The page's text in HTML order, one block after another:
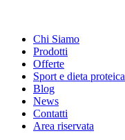
Chi Siamo
Prodotti
Offerte
Sport e dieta proteica
Blog
News
Contatti
Area riservata